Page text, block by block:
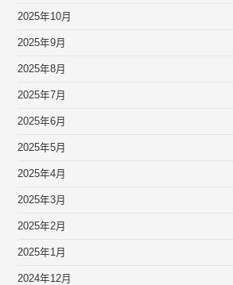
2025年10月
2025年9月
2025年8月
2025年7月
2025年6月
2025年5月
2025年4月
2025年3月
2025年2月
2025年1月
2024年12月